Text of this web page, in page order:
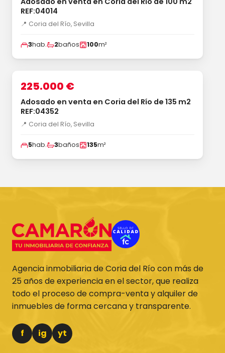
REF:04014
📍 Coria del Río, Sevilla
3hab. 2baños 100m²
1/33
VENTA
225.000 €
Adosado en venta en Coria del Río de 135 m2
REF:04352
📍 Coria del Río, Sevilla
5hab. 3baños 135m²
Agencia inmobiliaria de Coria del Río con más de
25 años de experiencia en el sector, que realiza
todo el proceso de compra-venta y alquiler de
inmuebles de forma cercana y transparente.
f ig yt